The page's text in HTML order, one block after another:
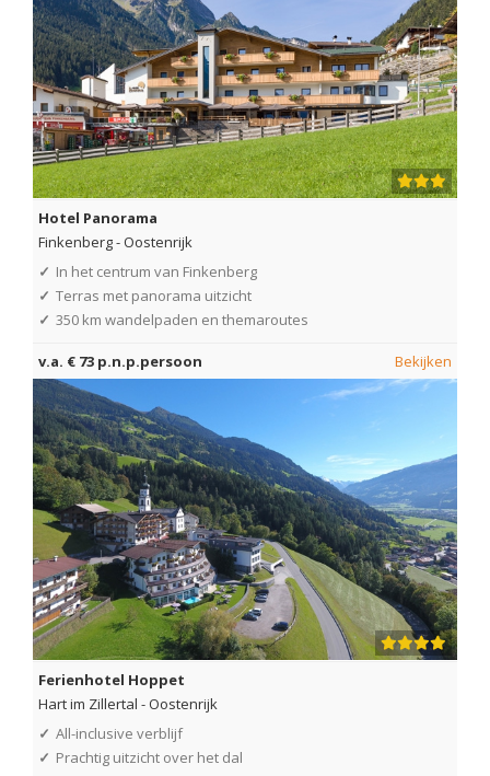
Hotel Panorama
Finkenberg-Oostenrijk
✓ In het centrum van Finkenberg
✓ Terras met panorama uitzicht
✓ 350 km wandelpaden en themaroutes
v.a. € 73 p.n.p.persoon Bekijken
Ferienhotel Hoppet
Hart im Zillertal -Oostenrijk
✓ All-inclusive verblijf
✓ Prachtig uitzicht over het dal